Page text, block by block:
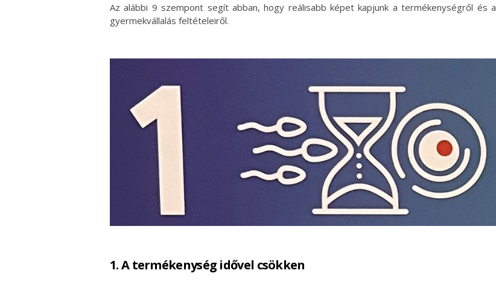
Az alábbi 9 szempont segít abban, hogy reálisabb képet kapjunk a termékenységről és a
gyermekvállalás feltételeiről.
1. A termékenység idővel csökken